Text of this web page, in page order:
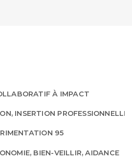
À IMPACT
INSERTION PROFESSIONNELLE
95
BIEN-VEILLIR, AIDANCE